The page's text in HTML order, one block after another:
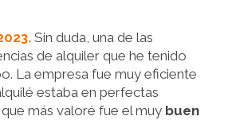
Sin duda, una de las
de alquiler que he tenido
La empresa fue muy eficiente
estaba en perfectas
más valoré fue el muy buen